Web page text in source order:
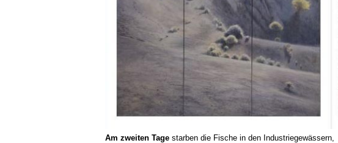
Am zweiten Tage starben die Fische in den Industriegewässern,